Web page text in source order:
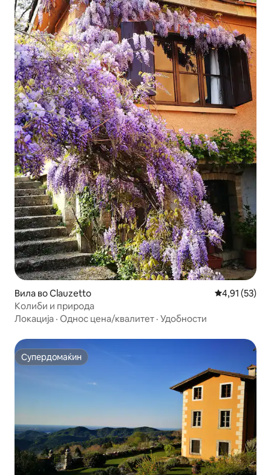
Вила во Clauzetto Просечна
4,91 (53)
Колиби и природа
Локација · Однос цена/квалитет · Удобности
Супердомаќин
Супердомаќин